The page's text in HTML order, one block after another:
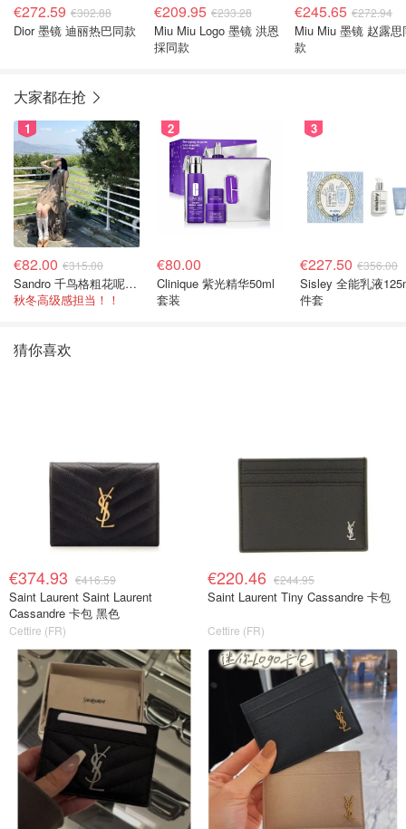
€272.59 €302.88
Dior 墨镜 迪丽热巴同款
€209.95 €233.28
Miu Miu Logo 墨镜 洪恩
採同款
€245.65 €272.94
Miu Miu 墨镜 赵露思
款
大家都在抢
1
€82.00 €315.00
Sandro 千鸟格粗花呢连衣裙
秋冬高级感担当！！
2
€80.00
Clinique 紫光精华50ml
套装
3
€227.50 €356.00
Sisley 全能乳液
件套
猜你喜欢
€374.93 €416.59
Saint Laurent Saint Laurent
Cassandre 卡包 黑色
Cettire (FR)
€220.46 €244.95
Saint Laurent Tiny Cassandre 卡包
Cettire (FR)